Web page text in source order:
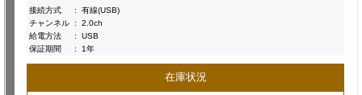
接続方式
:
有線(USB)
チャンネル :
2.0ch
給電方法
:
USB
保証期間
: 1年
在庫状況